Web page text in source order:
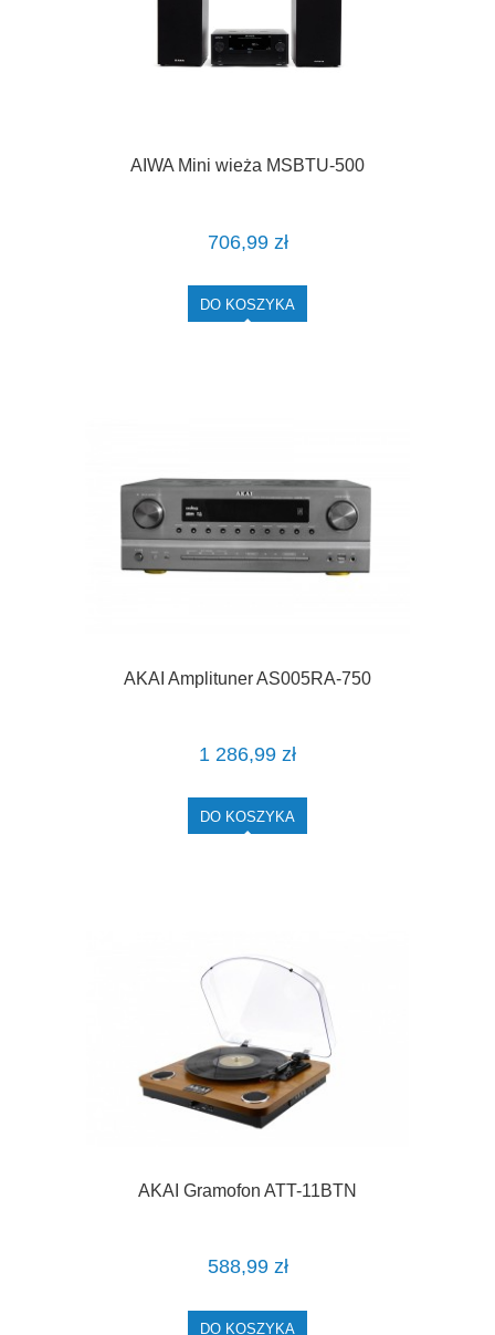
AIWA Mini wieża MSBTU-500
706,99 zł
DO KOSZYKA
AKAI Amplituner AS005RA-750
1 286,99 zł
DO KOSZYKA
AKAI Gramofon ATT-11BTN
588,99 zł
DO KOSZYKA